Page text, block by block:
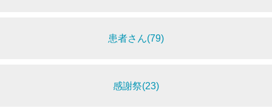
患者さん(79)
感謝祭(23)